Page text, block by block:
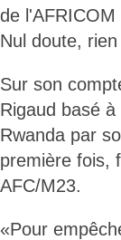
de
Nul doute,
Sur son
Rigaud basé
Rwanda par
première fois,
AFC/M23.
«Pour